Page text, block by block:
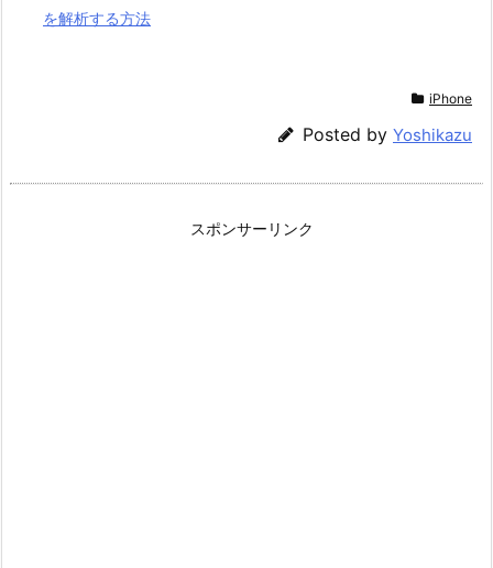
を解析する方法
iPhone
Posted by Yoshikazu
スポンサーリンク